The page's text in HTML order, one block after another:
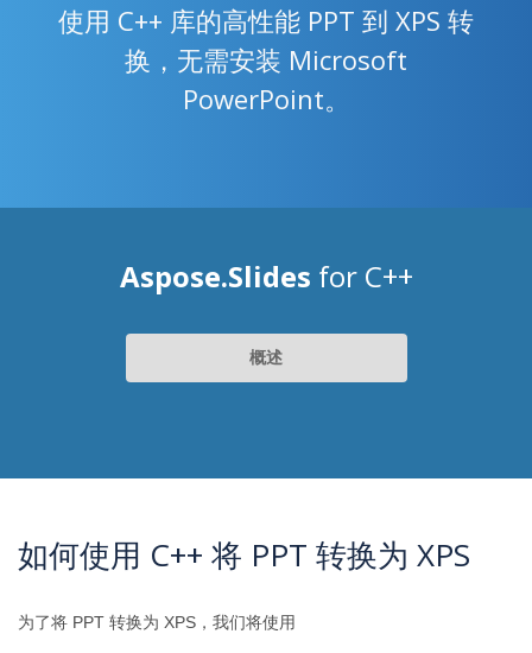
使用 C++ 库的高性能 PPT 到 XPS 转
换，无需安装 Microsoft
PowerPoint。
Aspose.Slides for C++
概述
如何使用 C++ 将 PPT 转换为 XPS
为了将 PPT 转换为 XPS，我们将使用